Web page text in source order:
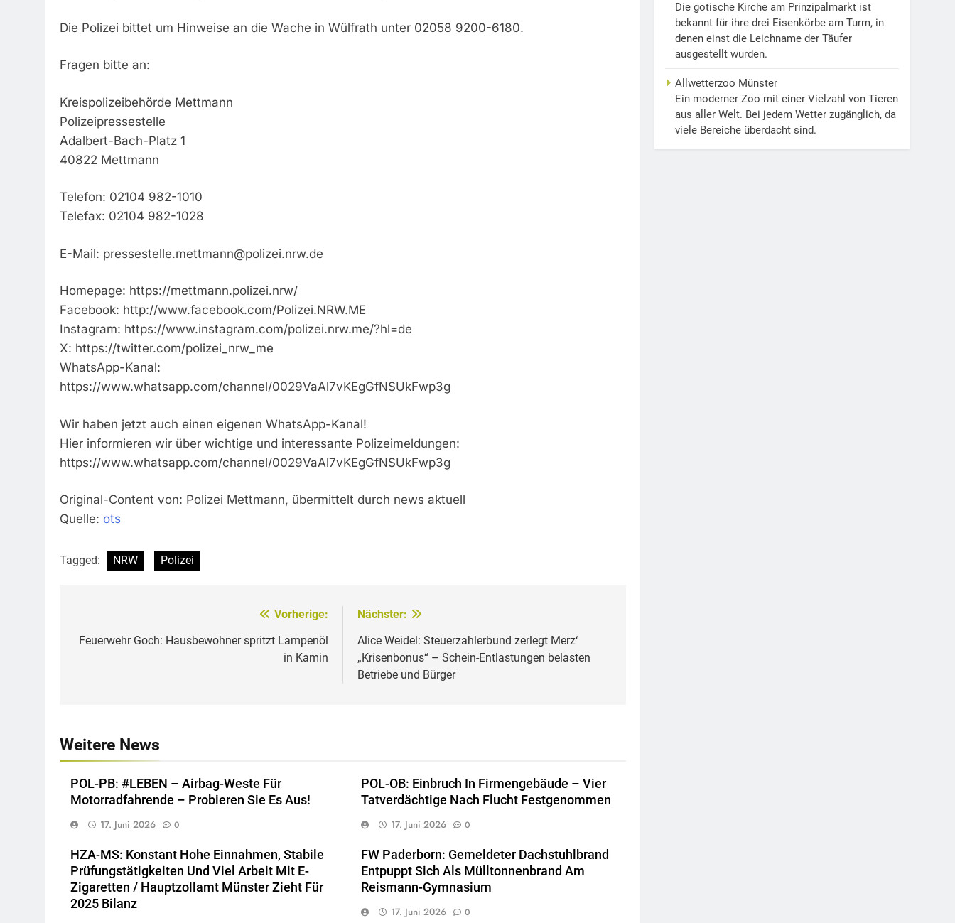
Die Polizei bittet um Hinweise an die Wache in Wülfrath unter 02058 9200-6180.
Fragen bitte an:
Kreispolizeibehörde Mettmann
Polizeipressestelle
Adalbert-Bach-Platz 1
40822 Mettmann
Telefon: 02104 982-1010
Telefax: 02104 982-1028
E-Mail: pressestelle.mettmann@polizei.nrw.de
Homepage: https://mettmann.polizei.nrw/
Facebook: http://www.facebook.com/Polizei.NRW.ME
Instagram: https://www.instagram.com/polizei.nrw.me/?hl=de
X: https://twitter.com/polizei_nrw_me
WhatsApp-Kanal:
https://www.whatsapp.com/channel/0029VaAl7vKEgGfNSUkFwp3g
Wir haben jetzt auch einen eigenen WhatsApp-Kanal!
Hier informieren wir über wichtige und interessante Polizeimeldungen:
https://www.whatsapp.com/channel/0029VaAl7vKEgGfNSUkFwp3g
Original-Content von: Polizei Mettmann, übermittelt durch news aktuell
Quelle: ots
Tagged: NRW Polizei
Vorherige:
Feuerwehr Goch: Hausbewohner spritzt Lampenöl
in Kamin
Nächster:
Alice Weidel: Steuerzahlerbund zerlegt Merz‘
„Krisenbonus“ – Schein-Entlastungen belasten
Betriebe und Bürger
Weitere News
POL-PB: #LEBEN – Airbag-Weste Für
Motorradfahrende – Probieren Sie Es Aus!
17. Juni 2026 0
POL-OB: Einbruch In Firmengebäude – Vier
Tatverdächtige Nach Flucht Festgenommen
17. Juni 2026 0
HZA-MS: Konstant Hohe Einnahmen, Stabile
Prüfungstätigkeiten Und Viel Arbeit Mit E-
Zigaretten / Hauptzollamt Münster Zieht Für
2025 Bilanz
FW Paderborn: Gemeldeter Dachstuhlbrand
Entpuppt Sich Als Mülltonnenbrand Am
Reismann-Gymnasium
17. Juni 2026 0
Die gotische Kirche am Prinzipalmarkt ist
bekannt für ihre drei Eisenkörbe am Turm, in
denen einst die Leichname der Täufer
ausgestellt wurden.
Allwetterzoo Münster
Ein moderner Zoo mit einer Vielzahl von Tieren
aus aller Welt. Bei jedem Wetter zugänglich, da
viele Bereiche überdacht sind.